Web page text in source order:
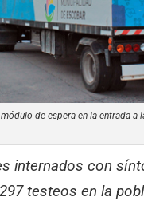
de espera en la entrada a
internados con
testeos en la